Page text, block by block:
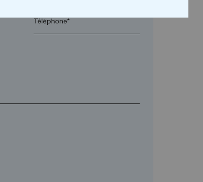
Téléphone*